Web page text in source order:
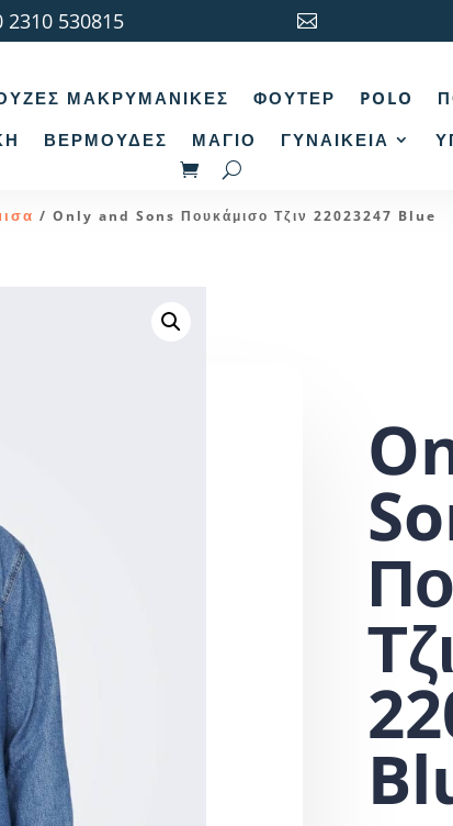
2310 530815 
ΜΑΚΡΥΜΆΝΙΚΕΣ ΦΟΎΤΕΡ POLO
ΒΕΡΜΟΎΔΕΣ ΜΑΓΙΌ ΓΥΝΑΙΚΕΊΑ
/ Only and Sons Πουκάμισο Τζιν 22023247 Blue